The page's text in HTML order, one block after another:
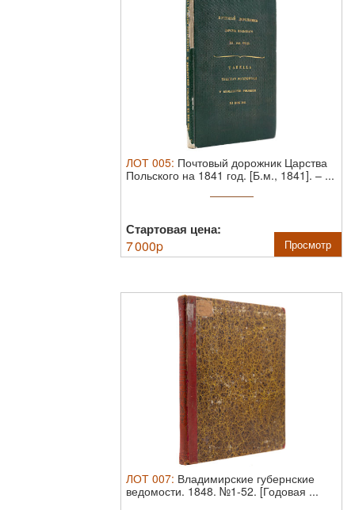
ЛОТ 005: Почтовый дорожник Царства
Польского на 1841 год. [Б.м., 1841]. – ...
Стартовая цена:
7 000p Просмотр
ЛОТ 007: Владимирские губернские
ведомости. 1848. №1-52. [Годовая ...